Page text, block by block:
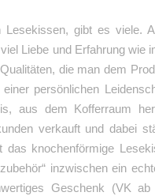
Lesekissen, gibt es viele.
Liebe und Erfahrung wie
die man dem
persönlichen
aus dem Kofferraum
verkauft und dabei
das knochenförmige
inzwischen ein
Geschenk (VK ab